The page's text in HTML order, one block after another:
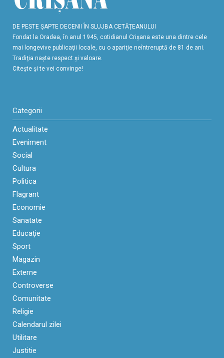
DE PESTE ŞAPTE DECENII ÎN SLUJBA CETĂŢEANULUI
Fondat la Oradea, în anul 1945, cotidianul Crişana este una dintre cele
mai longevive publicaţii locale, cu o apariţie neîntreruptă de 81 de ani.
Tradiţia naşte respect şi valoare.
Citeşte şi te vei convinge!
Categorii
Actualitate
Eveniment
Social
Cultura
Politica
Flagrant
Economie
Sanatate
Educaţie
Sport
Magazin
Externe
Controverse
Comunitate
Religie
Calendarul zilei
Utilitare
Justitie